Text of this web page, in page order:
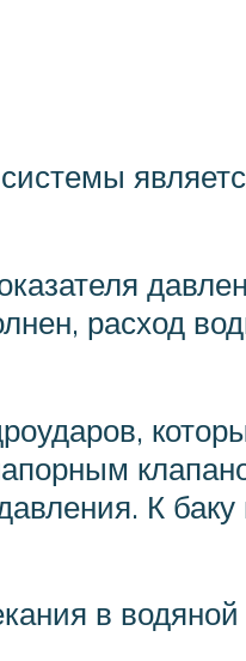
расход
К баку
в водяной